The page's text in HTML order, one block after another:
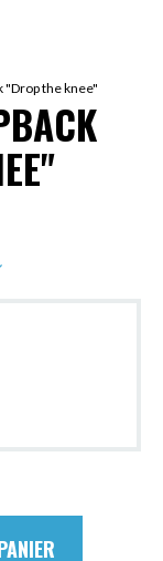
"Drop the knee"